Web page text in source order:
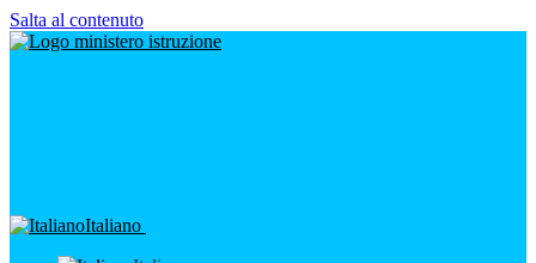
Salta al contenuto
Italiano